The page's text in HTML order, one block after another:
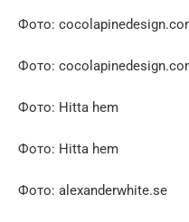
Фото:
Фото:
Фото: Hitta hem
Фото: Hitta hem
Фото: alexanderwhite.se